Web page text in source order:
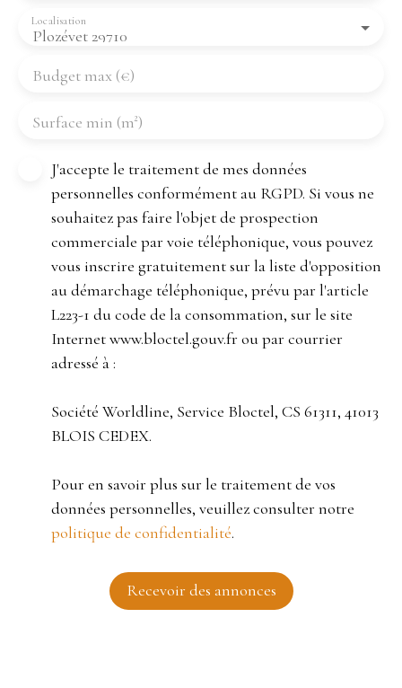
Plozévet 29710
Localisation
Budget max (€)
Surface min (m²)
J'accepte le traitement de mes données
personnelles conformément au RGPD. Si vous ne
souhaitez pas faire l'objet de prospection
commerciale par voie téléphonique, vous pouvez
vous inscrire gratuitement sur la liste d'opposition
au démarchage téléphonique, prévu par l'article
L223-1 du code de la consommation, sur le site
Internet www.bloctel.gouv.fr ou par courrier
adressé à :
Société Worldline, Service Bloctel, CS 61311, 41013
BLOIS CEDEX.
Pour en savoir plus sur le traitement de vos
données personnelles, veuillez consulter notre
politique de confidentialité.
Recevoir des annonces